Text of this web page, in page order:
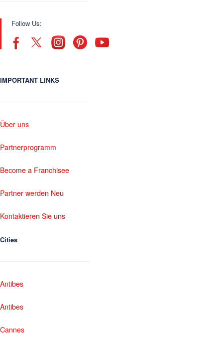
Follow Us:
IMPORTANT LINKS
Über uns
Partnerprogramm
Become a Franchisee
Partner werden Neu
Kontaktieren Sie uns
Cities
Antibes
Antibes
Cannes